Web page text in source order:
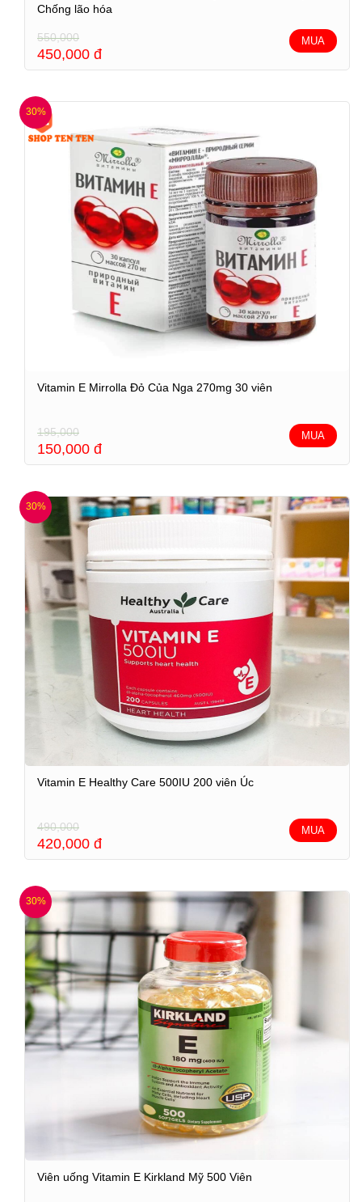
Chống lão hóa
550,000
450,000 đ
MUA
30%
Vitamin E Mirrolla Đỏ Của Nga 270mg 30 viên
195,000
150,000 đ
MUA
30%
Vitamin E Healthy Care 500IU 200 viên Úc
490,000
420,000 đ
MUA
30%
Viên uống Vitamin E Kirkland Mỹ 500 Viên